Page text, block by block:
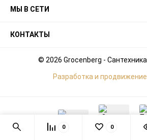
МЫ В СЕТИ
КОНТАКТЫ
© 2026 Grocenberg -
Разработка и
0 0